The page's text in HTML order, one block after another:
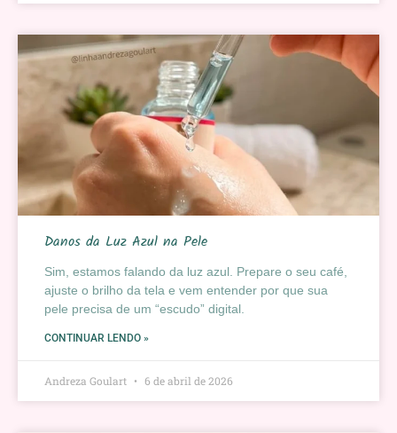
Danos da Luz Azul na Pele
Sim, estamos falando da luz azul. Prepare o seu café,
ajuste o brilho da tela e vem entender por que sua
pele precisa de um “escudo” digital.
CONTINUAR LENDO »
Andreza Goulart 6 de abril de 2026